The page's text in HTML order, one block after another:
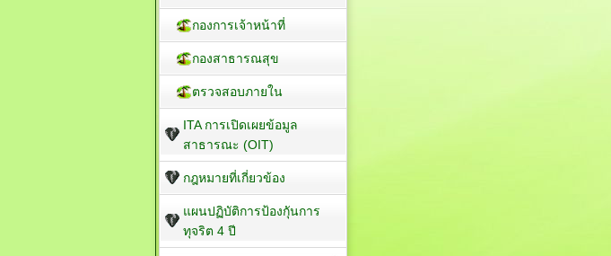
กองการเจ้าหน้าที่
กองสาธารณสุข
ตรวจสอบภายใน
ITA การเปิดเผยข้อมูล
สาธารณะ (OIT)
กฎหมายที่เกี่ยวข้อง
แผนปฏิบัติการป้องกัุนการ
ทุจริต 4 ปี